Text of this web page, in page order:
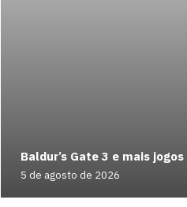
Baldur’s Gate 3 e mais jogos
5 de agosto de 2026